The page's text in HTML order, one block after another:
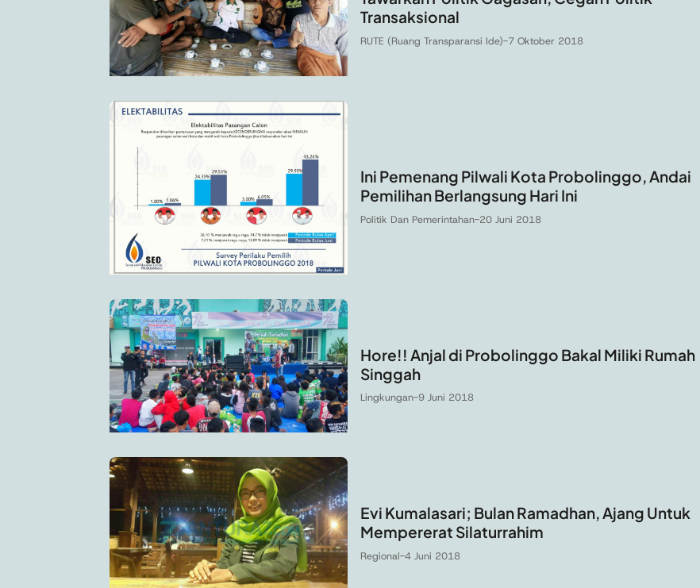
Transaksional
RUTE (Ruang Transparansi Ide)-7 Oktober 2018
Ini Pemenang Pilwali Kota Probolinggo, Andai
Pemilihan Berlangsung Hari Ini
Politik Dan Pemerintahan-20 Juni 2018
Hore!! Anjal di Probolinggo Bakal Miliki Rumah
Singgah
Lingkungan-9 Juni 2018
Evi Kumalasari; Bulan Ramadhan, Ajang Untuk
Mempererat Silaturrahim
Regional-4 Juni 2018